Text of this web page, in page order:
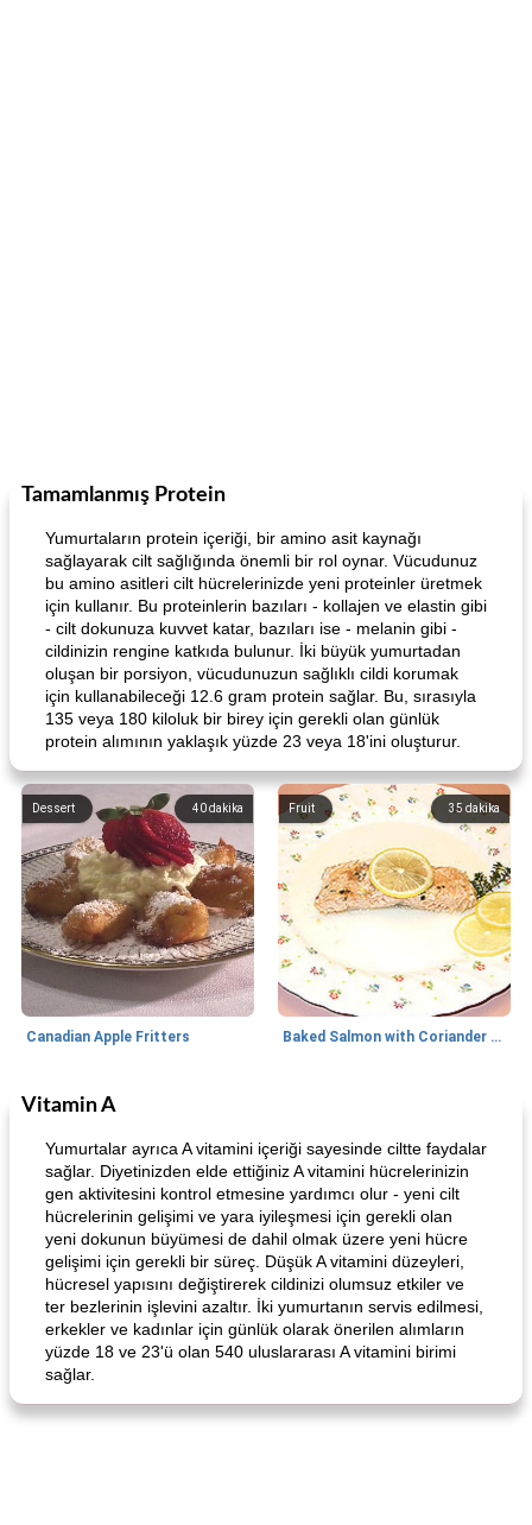
Tamamlanmış Protein
Yumurtaların protein içeriği, bir amino asit kaynağı
sağlayarak cilt sağlığında önemli bir rol oynar. Vücudunuz
bu amino asitleri cilt hücrelerinizde yeni proteinler üretmek
için kullanır. Bu proteinlerin bazıları - kollajen ve elastin gibi
- cilt dokunuza kuvvet katar, bazıları ise - melanin gibi -
cildinizin rengine katkıda bulunur. İki büyük yumurtadan
oluşan bir porsiyon, vücudunuzun sağlıklı cildi korumak
için kullanabileceği 12.6 gram protein sağlar. Bu, sırasıyla
135 veya 180 kiloluk bir birey için gerekli olan günlük
protein alımının yaklaşık yüzde 23 veya 18'ini oluşturur.
40dakika
Dessert
Canadian Apple Fritters
35 dakika
Fruit
Baked Salmon with Coriander and Thyme
Boneless Chicken Recipes
Curry Chicken Dinner Mexican Cream (Fudge)
Vitamin A
Yumurtalar ayrıca A vitamini içeriği sayesinde ciltte faydalar
sağlar. Diyetinizden elde ettiğiniz A vitamini hücrelerinizin
gen aktivitesini kontrol etmesine yardımcı olur - yeni cilt
hücrelerinin gelişimi ve yara iyileşmesi için gerekli olan
yeni dokunun büyümesi de dahil olmak üzere yeni hücre
gelişimi için gerekli bir süreç. Düşük A vitamini düzeyleri,
hücresel yapısını değiştirerek cildinizi olumsuz etkiler ve
ter bezlerinin işlevini azaltır. İki yumurtanın servis edilmesi,
erkekler ve kadınlar için günlük olarak önerilen alımların
yüzde 18 ve 23'ü olan 540 uluslararası A vitamini birimi
sağlar.